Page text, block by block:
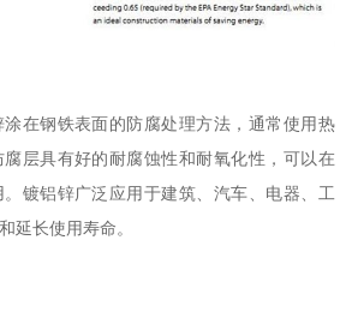
在钢铁表面的防腐处理方法，通常使用热
层具有好的耐腐蚀性和耐氧化性，可以在
镀铝锌广泛应用于建筑、汽车、电器、工
延长使用寿命。